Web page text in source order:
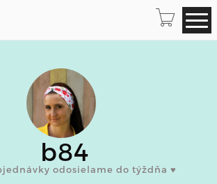
b84
odosielame do týždňa ♥